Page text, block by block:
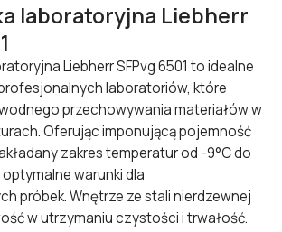
laboratoryjna Liebherr
Liebherr SFPvg 6501 to idealne
laboratoriów, które
przechowywania materiałów w
Oferując imponującą pojemność
zakres temperatur od -9°C do
warunki dla
próbek. Wnętrze ze stali nierdzewnej
w utrzymaniu czystości i trwałość.